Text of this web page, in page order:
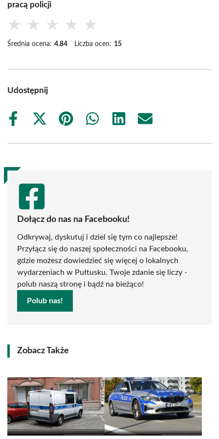
pracą policji
★ ★ ★ ★ ★
Średnia ocena: 4.84 Liczba ocen: 15
Udostępnij
Share
Share
(Twitter)
Share
Share
Share
Share
Dołącz do nas na Facebooku!
Odkrywaj, dyskutuj i dziel się tym co najlepsze!
Przyłącz się do naszej społeczności na Facebooku,
gdzie możesz dowiedzieć się więcej o lokalnych
wydarzeniach w Pułtusku. Twoje zdanie się liczy -
polub naszą stronę i bądź na bieżąco!
Polub nas!
Zobacz Także